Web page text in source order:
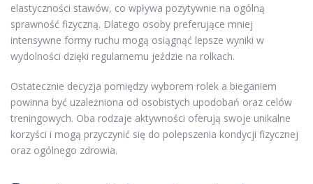
elastyczności stawów, co wpływa pozytywnie na ogólną
sprawność fizyczną. Dlatego osoby preferujące mniej
intensywne formy ruchu mogą osiągnąć lepsze wyniki w
wydolności dzięki regularnemu jeździe na rolkach.
Ostatecznie decyzja pomiędzy wyborem rolek a bieganiem
powinna być uzależniona od osobistych upodobań oraz celów
treningowych. Oba rodzaje aktywności oferują swoje unikalne
korzyści i mogą przyczynić się do polepszenia kondycji fizycznej
oraz ogólnego zdrowia.